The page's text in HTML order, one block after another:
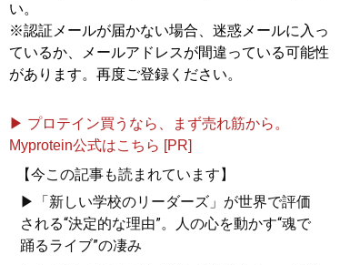
い。
※認証メールが届かない場合、迷惑メールに入っ
ているか、メールアドレスが間違っている可能性
があります。再度ご登録ください。
▶ プロテイン買うなら、まず売れ筋から。
Myprotein公式はこちら [PR]
【今この記事も読まれています】
▶「新しい学校のリーダーズ」が世界で評価
される“決定的な理由”。人の心を動かす“魂で
踊るライブ”の凄み